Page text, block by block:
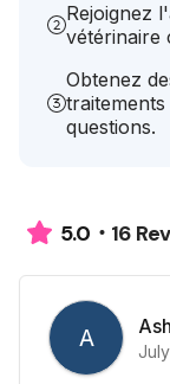
Rejoignez
vétérinaire
Obtenez
questions.
5.0 16
A